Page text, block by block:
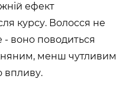
ефект
курсу. Волосся не
- воно поводиться
менш чутливим
впливу.